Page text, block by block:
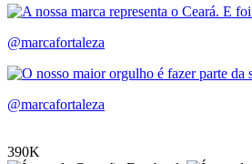
@marcafortaleza
@marcafortaleza
390K